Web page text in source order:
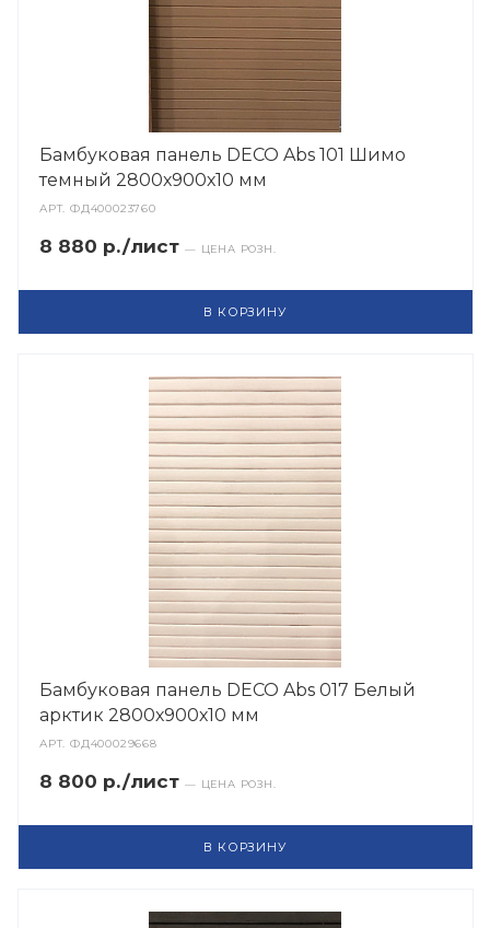
Бамбуковая панель DECO Abs 101 Шимо
темный 2800х900х10 мм
АРТ.ФД400023760
8 880 р./лист — ЦЕНА РОЗН.
В КОРЗИНУ
Бамбуковая панель DECO Abs 017 Белый
арктик 2800х900х10 мм
АРТ.ФД400029668
8 800 р./лист — ЦЕНА РОЗН.
В КОРЗИНУ